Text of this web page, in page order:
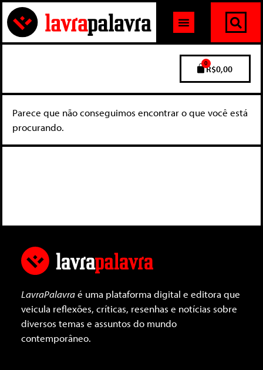
R$0,00
0
Parece que não conseguimos encontrar o que você está
procurando.
LavraPalavraé uma plataforma digital e editora que
veicula reflexões, críticas, resenhas e notícias sobre
diversos temas e assuntos do mundo
contemporâneo.